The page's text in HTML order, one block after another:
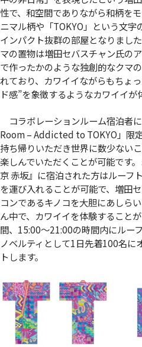
性で、和空間でありながら和柄を
ニマル柄や「TOKYO」という文
インパクト抜群の部屋となりまし
マの置物は増田セバスチャン氏の
で作ったかのような独創的なクマ
れており、カワイイながらもちょ
ド感”を象徴するようなカワイイが
コラボレーションルーム宿泊者
Room – Addicted to TOKYO」限
持ち帰りいただき世界に数少ない
楽しんでいただくことが可能です
京 赤坂』に宿泊された方はルーフ
を運び入れることが可能で、増田
コンであるキノコを大胆にあしら
ん中で、カワイイを体験すること
間、15:00～21:00の時間内にルー
ノベルティとして1日先着100名に
トします。